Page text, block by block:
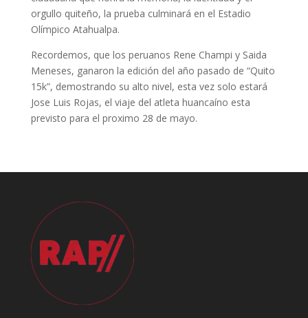
orgullo quiteño, la prueba culminará en el Estadio
Olímpico Atahualpa.
Recordemos, que los peruanos Rene Champi y Saida
Meneses, ganaron la edición del año pasado de “Quito
15k”, demostrando su alto nivel, esta vez solo estará
Jose Luis Rojas, el viaje del atleta huancaíno esta
previsto para el proximo 28 de mayo.